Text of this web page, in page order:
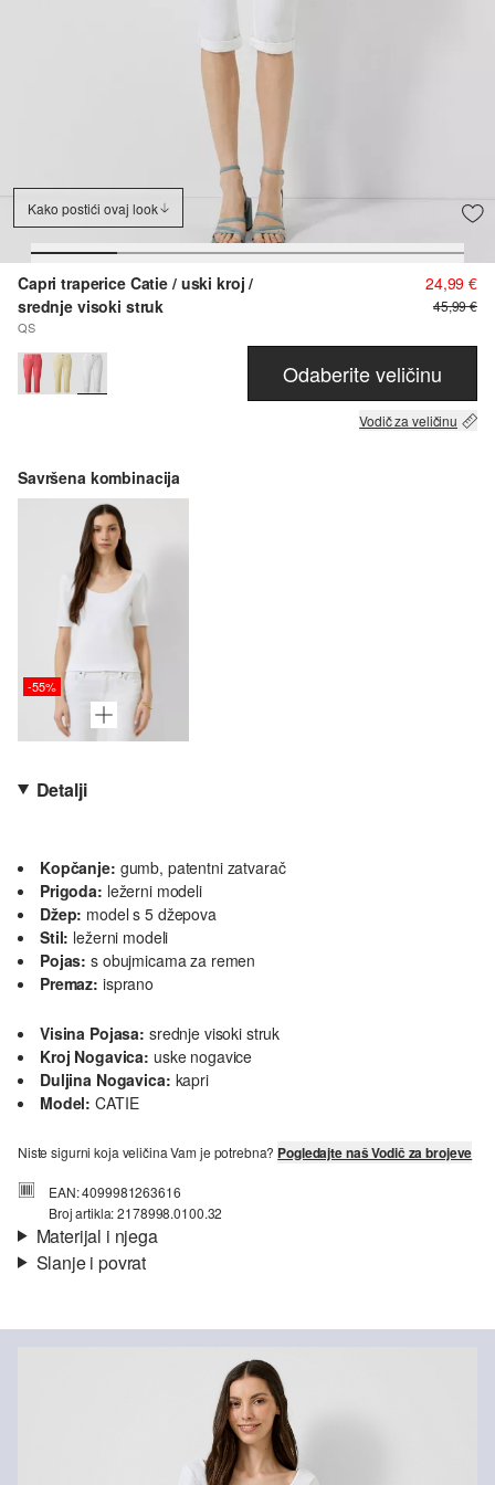
Kako postići ovaj look
Capri traperice Catie / uski kroj /
srednje visoki struk
QS
24,99 €
45,99 €
Odaberite veličinu
Vodič za veličinu
Savršena kombinacija
-55%
Detalji
Kopčanje: gumb, patentni zatvarač
Prigoda: ležerni modeli
Džep: model s 5 džepova
Stil: ležerni modeli
Pojas: s obujmicama za remen
Premaz: isprano
Visina Pojasa: srednje visoki struk
Kroj Nogavica: uske nogavice
Duljina Nogavica: kapri
Model: CATIE
Niste sigurni koja veličina Vam je potrebna? Pogledajte naš Vodič za brojeve
EAN: 4099981263616
Broj artikla: 2178998.0100.32
Materijal i njega
Materijal: mješavina pamuka
Slanje i povrat
Vaša će narudžba biti poslana u roku od 4-8 radna dana putem
Hrvatska pošta-a. Standardna dostava košta 4,95 €.